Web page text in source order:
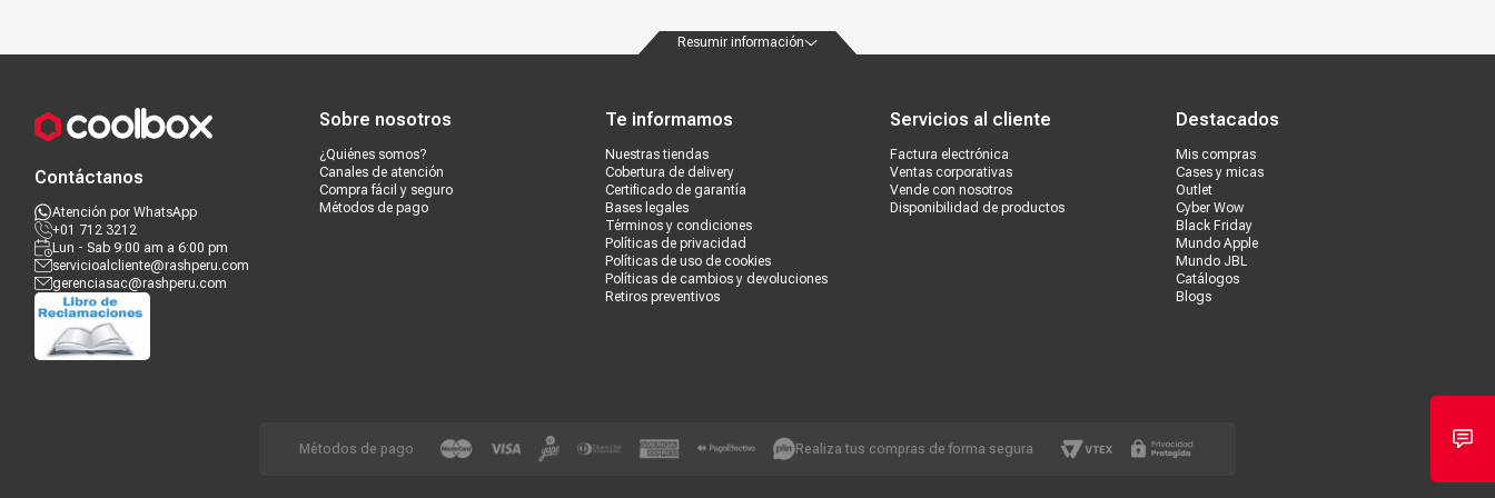
Resumir información
Contáctanos
Atención por WhatsApp
+01 712 3212
Lun - Sab 9:00 am a 6:00 pm
servicioalcliente@rashperu.com
gerenciasac@rashperu.com
Sobre nosotros
¿Quiénes somos?
Canales de atención
Compra fácil y seguro
Métodos de pago
Te informamos
Nuestras tiendas
Cobertura de delivery
Certificado de garantía
Bases legales
Términos y condiciones
Políticas de privacidad
Políticas de uso de cookies
Políticas de cambios y devoluciones
Retiros preventivos
Servicios al cliente
Factura electrónica
Ventas corporativas
Vende con nosotros
Disponibilidad de productos
Destacados
Mis compras
Cases y micas
Outlet
Cyber Wow
Black Friday
Mundo Apple
Mundo JBL
Catálogos
Blogs
Métodos de pago Realiza tus compras de forma segura